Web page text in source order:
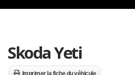
Skoda Yeti
Imprimer la fiche du véhicule